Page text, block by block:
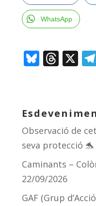
WhatsApp
Bl
sk
y
T
d
s
X
Observació de
seva protecció 🐬
Caminants –
22/09/2026
GAF (Grup